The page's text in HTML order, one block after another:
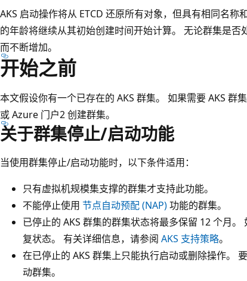
AKS 启动操作将从 ETCD 还原所有对象，但具有相同名
的年龄将继续从其初始创建时间开始计算。 无论群集是
而不断增加。
开始之前
本文假设你有一个已存在的 AKS 群集。 如果需要 AKS 群
或Azure 门户2 创建群集。
关于群集停止/启动功能
当使用群集停止/启动功能时，以下条件适用：
只有虚拟机规模集支撑的群集才支持此功能。
不能停止使用 节点自动预配 (NAP)功能的群集。
已停止的 AKS 群集的群集状态将最多保留 12 个月
复状态。 有关详细信息，请参阅 AKS 支持策略。
在已停止的 AKS 群集上只能执行启动或删除操作。
动群集。